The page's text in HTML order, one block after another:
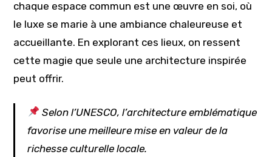
chaque espace commun est une œuvre en soi, où
le luxe se marie à une ambiance chaleureuse et
accueillante. En explorant ces lieux, on ressent
cette magie que seule une architecture inspirée
peut offrir.
Selon l’UNESCO, l’architecture emblématique
favorise une meilleure mise en valeur de la
richesse culturelle locale.